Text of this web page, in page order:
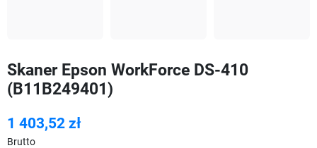
Skaner Epson WorkForce DS-410
(B11B249401)
1 403,52 zł
Brutto